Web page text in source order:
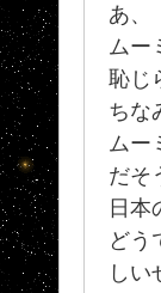
あ、
ムー
恥じ
ちな
ムー
だそ
日本
どう
しい